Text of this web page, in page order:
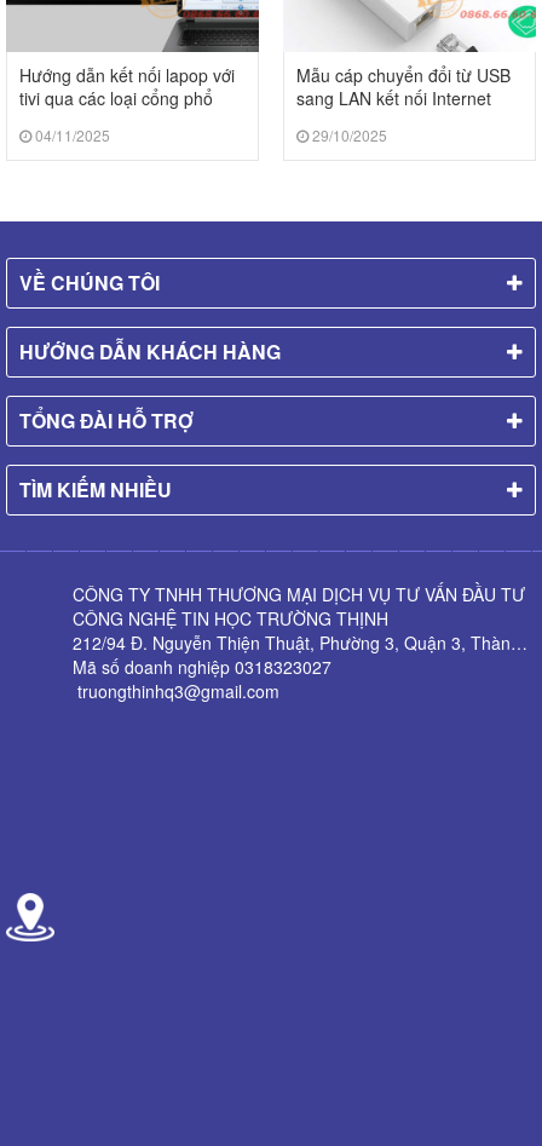
Hướng dẫn kết nối lapop với
tivi qua các loại cổng phổ
04/11/2025
Mẫu cáp chuyển đổi từ USB
sang LAN kết nối Internet
29/10/2025
VỀ CHÚNG TÔI
HƯỚNG DẪN KHÁCH HÀNG
TỔNG ĐÀI HỖ TRỢ
TÌM KIẾM NHIỀU
CÔNG TY TNHH THƯƠNG MẠI DỊCH VỤ TƯ VẤN ĐẦU TƯ
CÔNG NGHỆ TIN HỌC TRƯỜNG THỊNH
212/94 Đ. Nguyễn Thiện Thuật, Phường 3, Quận 3, Thành phố Hồ Chí Minh
Mã số doanh nghiệp 0318323027
truongthinhq3@gmail.com